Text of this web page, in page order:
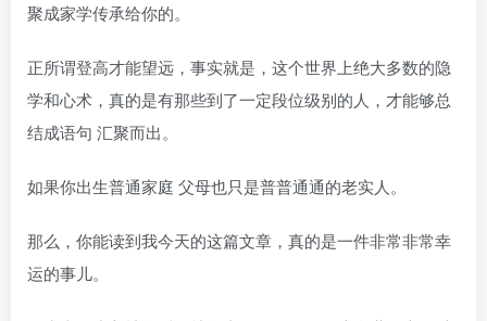
聚成家学传承给你的。
正所谓登高才能望远，事实就是，这个世界上绝大多数的隐
学和心术，真的是有那些到了一定段位级别的人，才能够总
结成语句 汇聚而出。
如果你出生普通家庭 父母也只是普普通通的老实人。
那么，你能读到我今天的这篇文章，真的是一件非常非常幸
运的事儿。